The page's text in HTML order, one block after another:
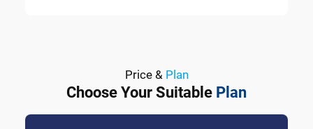
Price & Plan
Choose Your Suitable Plan